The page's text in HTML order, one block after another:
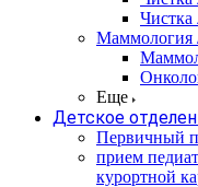
Чистка
Маммология
Еще
Детское
Первичный
прием
курортной